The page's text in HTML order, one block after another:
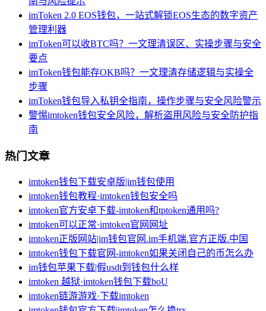
imToken 2.0 EOS钱包，一站式解锁EOS生态的数字资产
管理利器
imToken可以收BTC吗？一文理清误区、实操步骤与安全
要点
imToken钱包能存OKB吗？一文理清存储逻辑与实操全
步骤
imToken钱包导入私钥全指南，操作步骤与安全风险警示
警惕imtoken钱包安全风险，解析盗用风险与安全防护指
南
热门文章
imtoken钱包下载安卓版|im钱包使用
imtoken钱包教程·imtoken钱包安全吗
imtoken官方安卓下载-imtoken和tptoken通用吗?
imtoken可以正常·imtoken官网网址
imtoken正版网站|im钱包官网.im手机端.官方正版.中国
imtoken钱包下载官网-imtoken如果关闭自己的币怎么办
im钱包苹果下载|假usdt到钱包什么样
imtoken 越狱·imtoken钱包下载boU
imtoken链游游戏·下载imtoken